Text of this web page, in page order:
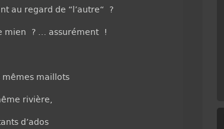
au regard de “l’autre“ ?
mien ? … assurément !
mêmes maillots
rivière,
d’ados